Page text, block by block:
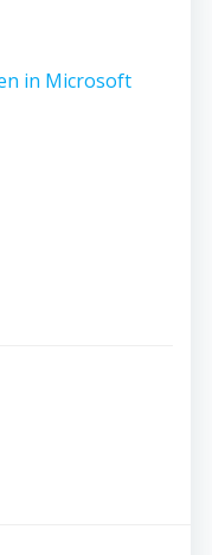
in Microsoft